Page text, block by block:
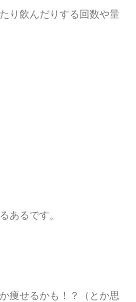
り飲んだりする回数や量
あるです。
痩せるかも！？（とか思